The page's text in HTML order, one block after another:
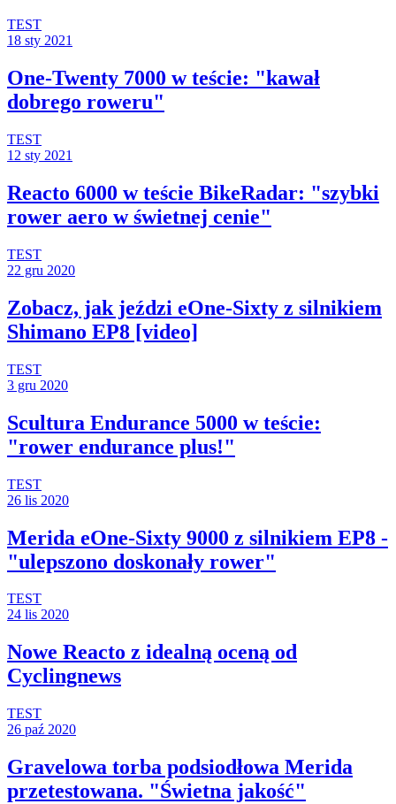
TEST
18 sty 2021
One-Twenty 7000 w teście: "kawał
dobrego roweru"
TEST
12 sty 2021
Reacto 6000 w teście BikeRadar: "szybki
rower aero w świetnej cenie"
TEST
22 gru 2020
Zobacz, jak jeździ eOne-Sixty z silnikiem
Shimano EP8 [video]
TEST
3 gru 2020
Scultura Endurance 5000 w teście:
"rower endurance plus!"
TEST
26 lis 2020
Merida eOne-Sixty 9000 z silnikiem EP8 -
"ulepszono doskonały rower"
TEST
24 lis 2020
Nowe Reacto z idealną oceną od
Cyclingnews
TEST
26 paź 2020
Gravelowa torba podsiodłowa Merida
przetestowana. "Świetna jakość"